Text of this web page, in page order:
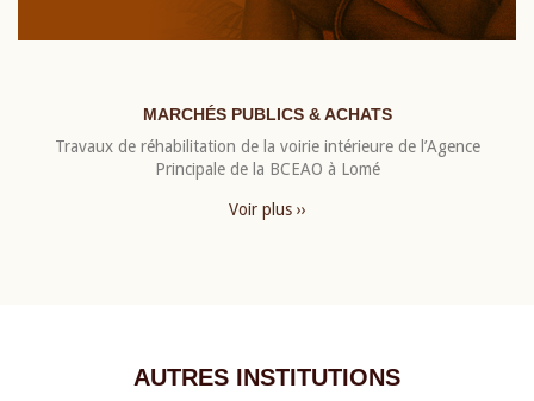
MARCHÉS PUBLICS & ACHATS
Travaux de réhabilitation de la voirie intérieure de l’Agence
Principale de la BCEAO à Lomé
Voir plus ››
AUTRES INSTITUTIONS